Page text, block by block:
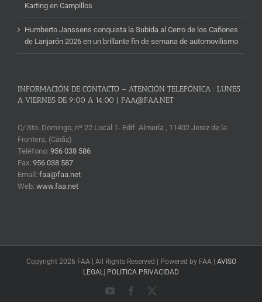
Karting en Campillos
Humberto Janssens conquista la Subida al Cerro de los Cañones
de Lanjarón 2026 en un brillante fin de semana de automovilismo
INFORMACIÓN DE CONTACTO – ATENCIÓN TELEFÓNICA : LUNES
A VIERNES DE 9:00 A 14:00 | FAA@FAA.NET
C/ Sto. Domingo, nº 22 Local 1- Edif. Almería , 11402 Jerez de la
Frontera, (Cádiz)
Teléfono: 956 038 586
Fax: 956 038 587
Email: faa@faa.net
Web: www.faa.net
Copyright 2026 FAA | All Rights Reserved | Powered by FAA | AVISO
LEGAL | POLITICA PRIVACIDAD
YouTubeFacebook